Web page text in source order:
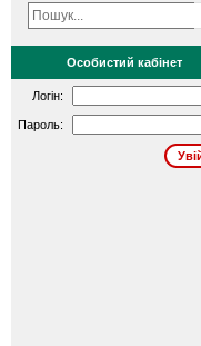
Особистий кабінет
Логін:
Пароль: